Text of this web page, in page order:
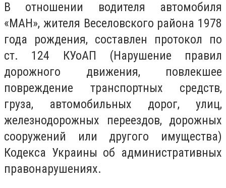
В отношении водителя автомобиля
«МАН», жителя Веселовского района 1978
года рождения, составлен протокол по
ст. 124 КУоАП (Нарушение правил
дорожного движения, повлекшее
повреждение транспортных средств,
груза, автомобильных дорог, улиц,
железнодорожных переездов, дорожных
сооружений или другого имущества)
Кодекса Украины об административных
правонарушениях.